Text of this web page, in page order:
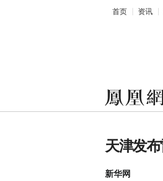
首页 资讯
天津发
新华网